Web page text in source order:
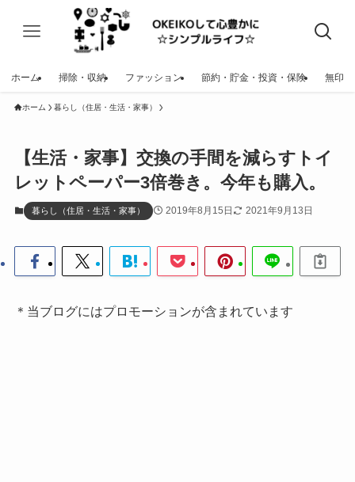
ホーム 掃除・収納 ファッション 節約・貯金・投資・保険 無印
ホーム 暮らし（住居・生活・家事）
【生活・家事】交換の手間を減らすトイ
レットペーパー3倍巻き。今年も購入。
暮らし（住居・生活・家事） 2019年8月15日 2021年9月13日
＊当ブログにはプロモーションが含まれています